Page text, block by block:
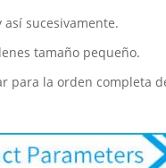
así sucesivamente.
tamaño pequeño.
para la orden completa